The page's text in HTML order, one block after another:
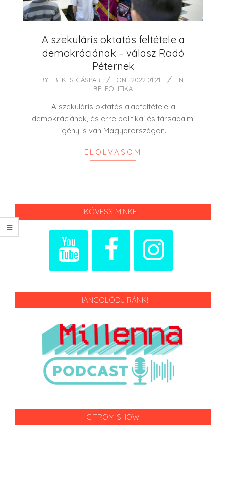
A szekuláris oktatás feltétele a
demokráciának – válasz Radó
Péternek
2022-BY: BÉKÉS GÁSPÁR ON: 2022.01.21.
IN:
BELPOLITIKA
A szekuláris oktatás alapfeltétele a
demokráciának, és erre politikai és társadalmi
igény is van Magyarországon.
ELOLVASOM
KÖVESS MINKET!
HANGOLÓDJ RÁNK!
CITROM SHOW